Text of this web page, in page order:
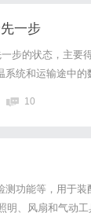
一步
一步的状态，主
统和运输途中
已经领跑行业。
系的加持，光明
10
功能等，用于装
明、风扇和气动